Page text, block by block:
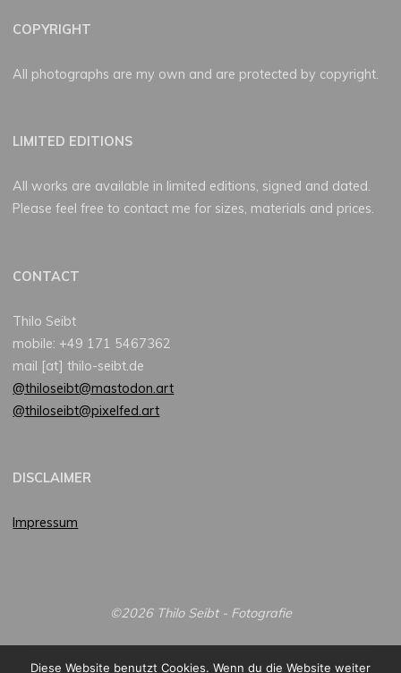
COPYRIGHT
All photographs are my own and are protected by copyright.
LIMITED EDITIONS
All works are available in limited editions, signed and dated.
Please feel free to contact me for sizes, materials and prices.
CONTACT
Thilo Seibt
mobile: +49 171 5467362
mail [at] thilo-seibt.de
@thiloseibt@mastodon.art
@thiloseibt@pixelfed.art
DISCLAIMER
Impressum
©2026 Thilo Seibt - Fotografie
Diese Website benutzt Cookies. Wenn du die Website weiter